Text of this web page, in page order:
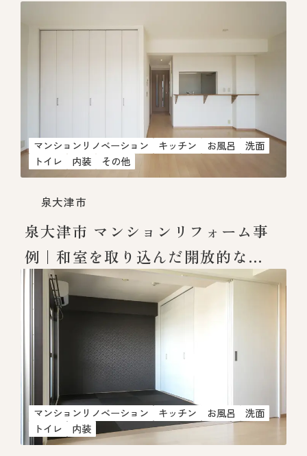
マンションリノベーション キッチン お風呂
洗面
トイレ
内装 その他
泉大津市
泉大津市 マンションリフォーム事
例｜和室を取り込んだ開放的な
LDK空間へ
マンションリノベーション キッチン お風呂
洗面
トイレ
内装